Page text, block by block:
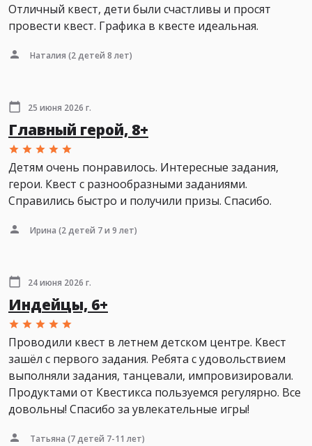
Отличный квест, дети были счастливы и просят
провести квест. Графика в квесте идеальная.
Наталия (2 детей 8 лет)
25 июня 2026 г.
Главный герой, 8+
Детям очень понравилось. Интересные задания,
герои. Квест с разнообразными заданиями.
Справились быстро и получили призы. Спасибо.
Ирина (2 детей 7 и 9 лет)
24 июня 2026 г.
Индейцы, 6+
Проводили квест в летнем детском центре. Квест
зашёл с первого задания. Ребята с удовольствием
выполняли задания, танцевали, импровизировали.
Продуктами от Квестикса пользуемся регулярно. Все
довольны! Спасибо за увлекательные игры!
Татьяна (7 детей 7-11 лет)